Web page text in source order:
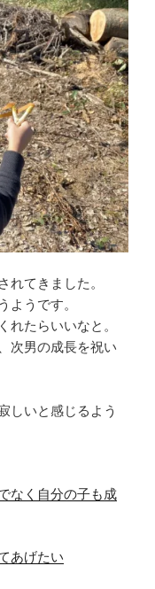
れてきました。
ようです。
れたらいいなと。
次男の成長を祝い
しいと感じるよう
なく自分の子も成
あげたい